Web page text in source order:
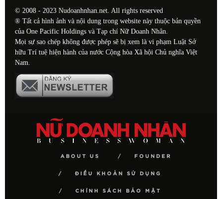
© 2008 - 2023 Nudoanhnhan.net. All rights reserved
® Tất cả hình ảnh và nội dung trong website này thuộc bản quyền
của One Pacific Holdings và Tạp chí Nữ Doanh Nhân.
Mọi sự sao chép không được phép sẽ bị xem là vi phạm Luật Sở
hữu Trí tuệ hiện hành của nước Cộng hòa Xã hội Chủ nghĩa Việt
Nam.
ABOUT US FOUNDER
ĐIỀU KHOẢN SỬ DỤNG
CHÍNH SÁCH BẢO MẬT